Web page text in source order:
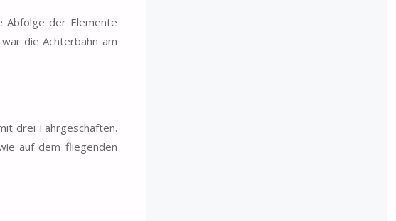
Abfolge der Elemente
die Achterbahn am
drei Fahrgeschäften.
auf dem fliegenden